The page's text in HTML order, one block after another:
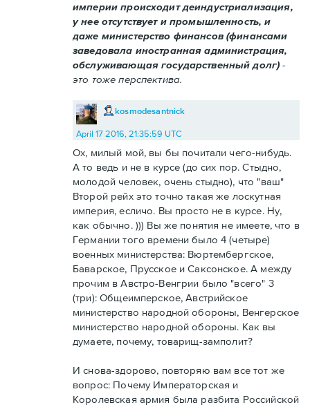
империи происходит деиндустриализация,
у нее отсутствует и промышленность, и
даже министерство финансов (финансами
заведовала иностранная администрация,
обслуживающая государственный долг)-
это тоже перспектива.
kosmodesantnick
April 17 2016, 21:35:59 UTC
Ох, милый мой, вы бы почитали чего-нибудь.
А то ведь и не в курсе (до сих пор. Стыдно,
молодой человек, очень стыдно), что "ваш"
Второй рейх это точно такая же лоскутная
империя, есличо. Вы просто не в курсе. Ну,
как обычно. ))) Вы же понятия не имеете, что в
Германии того времени было 4 (четыре)
военных министерства: Вюртембергское,
Баварское, Прусское и Саксонское. А между
прочим в Австро-Венгрии было "всего" 3
(три): Общеимперское, Австрийское
министерство народной обороны, Венгерское
министерство народной обороны. Как вы
думаете, почему, товарищ-замполит?
И снова-здорово, повторяю вам все тот же
вопрос: Почему Императорская и
Королевская армия была разбита Российской